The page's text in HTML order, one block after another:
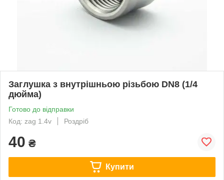
Заглушка з внутрішньою різьбою DN8 (1/4
дюйма)
Готово до відправки
Код: zag 1.4v
Роздріб
40 ₴
Купити